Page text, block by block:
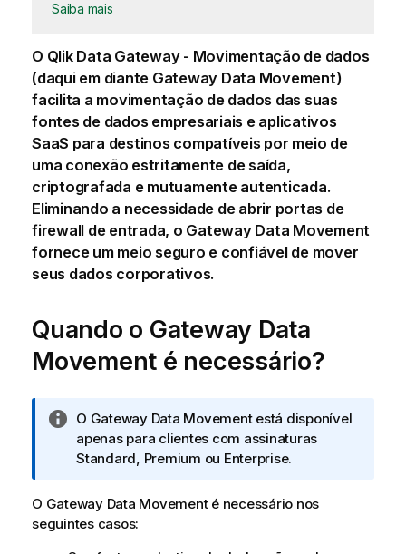
Saiba mais
O Qlik Data Gateway - Movimentação de dados
(daqui em diante Gateway Data Movement)
facilita a movimentação de dados das suas
fontes de dados empresariais e aplicativos
SaaS para destinos compatíveis por meio de
uma conexão estritamente de saída,
criptografada e mutuamente autenticada.
Eliminando a necessidade de abrir portas de
firewall de entrada, o Gateway Data Movement
fornece um meio seguro e confiável de mover
seus dados corporativos.
Quando o Gateway Data
Movement é necessário?
N
o
t
i
n
O Gateway Data Movementestá disponível
apenas para clientes com assinaturas
Standard, Premium ou Enterprise.
O Gateway Data Movementé necessário nos
seguintes casos: